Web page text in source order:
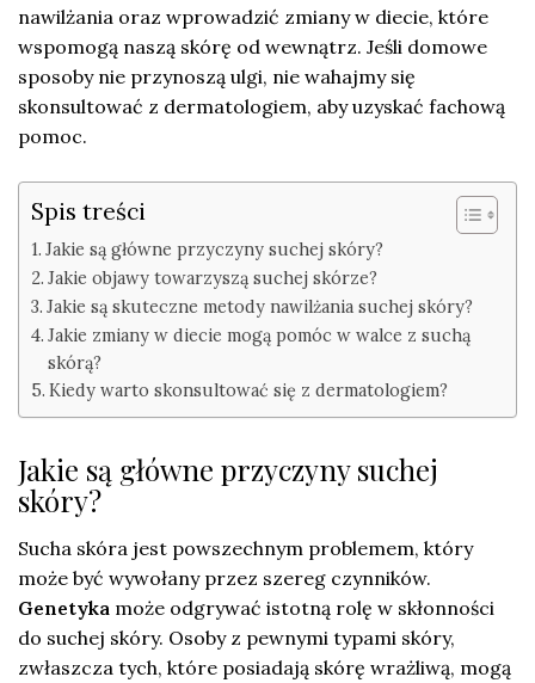
nawilżania oraz wprowadzić zmiany w diecie, które
wspomogą naszą skórę od wewnątrz. Jeśli domowe
sposoby nie przynoszą ulgi, nie wahajmy się
skonsultować z dermatologiem, aby uzyskać fachową
pomoc.
Spis treści
Jakie są główne przyczyny suchej skóry?
Jakie objawy towarzyszą suchej skórze?
Jakie są skuteczne metody nawilżania suchej skóry?
Jakie zmiany w diecie mogą pomóc w walce z suchą
skórą?
Kiedy warto skonsultować się z dermatologiem?
Jakie są główne przyczyny suchej
skóry?
Sucha skóra jest powszechnym problemem, który
może być wywołany przez szereg czynników.
Genetyka może odgrywać istotną rolę w skłonności
do suchej skóry. Osoby z pewnymi typami skóry,
zwłaszcza tych, które posiadają skórę wrażliwą, mogą